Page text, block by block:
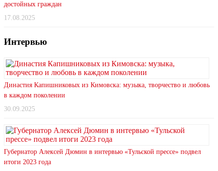
достойных граждан
17.08.2025
Интервью
Династия Капишниковых из Кимовска: музыка, творчество и любовь
в каждом поколении
30.09.2025
Губернатор Алексей Дюмин в интервью «Тульской прессе» подвел
итоги 2023 года